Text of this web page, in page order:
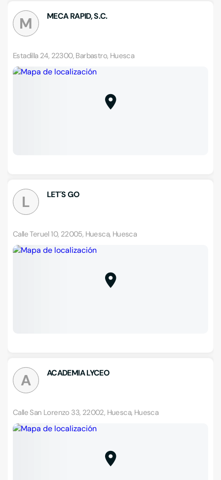
M MECA RAPID, S.C.
Estadilla 24, 22300, Barbastro, Huesca
L LET´S GO
Calle Teruel 10, 22005, Huesca, Huesca
A ACADEMIA LYCEO
Calle San Lorenzo 33, 22002, Huesca, Huesca